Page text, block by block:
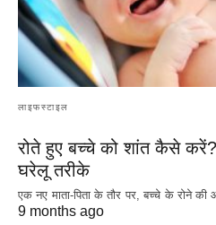
लाइफस्टाइल
रोते हुए बच्चे को शांत कैसे
घरेलू तरीके
एक नए माता-पिता के तौर पर, बच्चे के रोने की
9 months ago